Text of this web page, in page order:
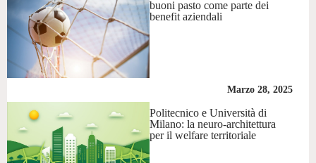
buoni pasto come parte dei
benefit aziendali
Marzo 28, 2025
Politecnico e Università di
Milano: la neuro-architettura
per il welfare territoriale